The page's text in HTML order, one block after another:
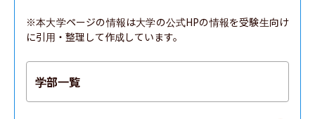
※本大学ページの情報は大学の公式HPの情報を受験生向け
に引用・整理して作成しています。
学部一覧